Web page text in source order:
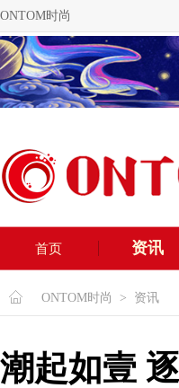
ONTOM时尚
首页 资讯
ONTOM时尚 > 资讯
潮起如壹